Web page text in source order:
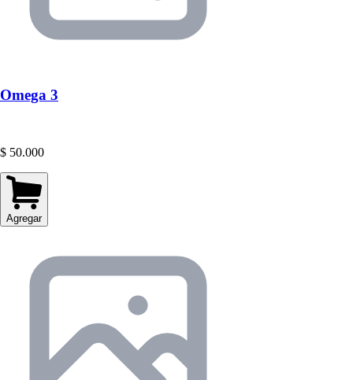
Omega 3
$ 50.000
Agregar